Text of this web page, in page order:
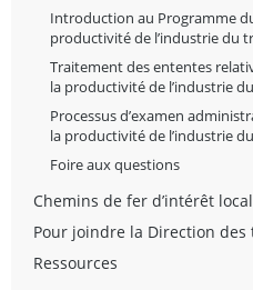
Introduction au Programme
productivité de l’industrie du
Traitement des ententes
la productivité de l’industrie
Processus d’examen
la productivité de l’industrie
Foire aux questions
Chemins de fer d’intérêt
Pour joindre la Direction
Ressources